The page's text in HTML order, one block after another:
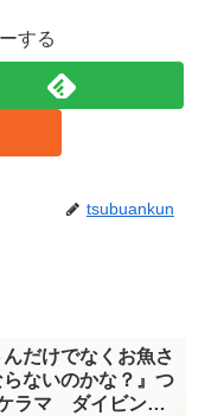
する
tsubuankun
んだけでなくお魚さ
ないのかな？』つ
ラマ ダイビング‐